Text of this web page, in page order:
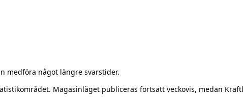
medföra något längre svarstider.
Magasinläget publiceras fortsatt veckovis, medan